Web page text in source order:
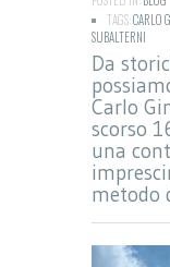
TAGS:CARLO
SUBALTERNI
Da
Carlo
scorso
una
metodo